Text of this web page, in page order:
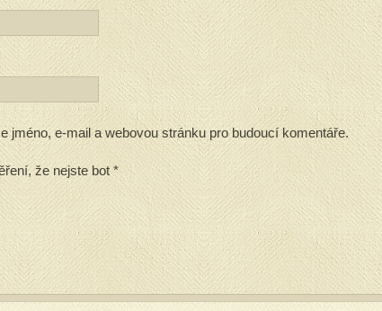
jméno, e-mail a webovou stránku pro budoucí komentáře.
že nejste bot *